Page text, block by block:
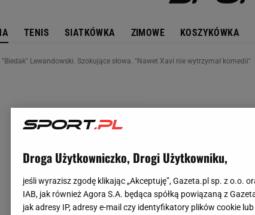
TENIS SIATKÓWKA ZIMOWE KOSZYKÓWKA
"Biedak" Lewandowski. Szokujące słowa. "Nawet Xavi nie wytrzymał komedii"
Droga Użytkowniczko, Drogi Użytkowniku,
jeśli wyrazisz zgodę klikając „Akceptuję”, Gazeta.pl sp. z o.o.
IAB, jak również Agora S.A. będąca spółką powiązaną z
jak adresy IP, adresy e-mail czy identyfikatory plików cookie